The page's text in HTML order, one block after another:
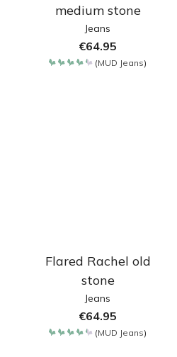
medium stone
Jeans
€64.95
(MUD Jeans)
Flared Rachel old
stone
Jeans
€64.95
(MUD Jeans)